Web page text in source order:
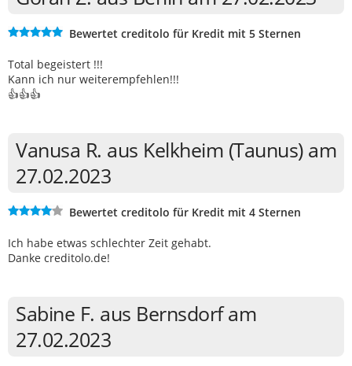
Bewertet creditolo für Kredit mit 5 Sternen
Total begeistert !!!
Kann ich nur weiterempfehlen!!!
👍👍👍
Vanusa R. aus Kelkheim (Taunus) am
27.02.2023
Bewertet creditolo für Kredit mit 4 Sternen
Ich habe etwas schlechter Zeit gehabt.
Danke creditolo.de!
Sabine F. aus Bernsdorf am
27.02.2023